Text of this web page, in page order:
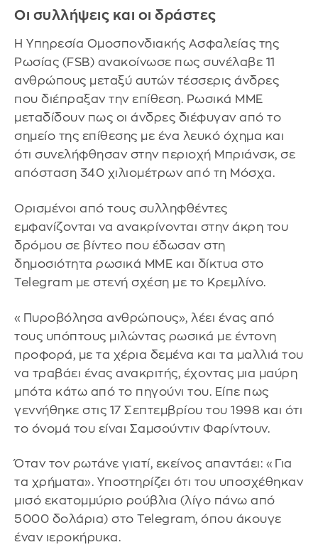
Οι συλλήψεις και οι δράστες
Η Υπηρεσία Ομοσπονδιακής Ασφαλείας της
Ρωσίας (FSB) ανακοίνωσε πως συνέλαβε 11
ανθρώπους μεταξύ αυτών τέσσερις άνδρες
που διέπραξαν την επίθεση. Ρωσικά ΜΜΕ
μεταδίδουν πως οι άνδρες διέφυγαν από το
σημείο της επίθεσης με ένα λευκό όχημα και
ότι συνελήφθησαν στην περιοχή Μπριάνσκ, σε
απόσταση 340 χιλιομέτρων από τη Μόσχα.
Ορισμένοι από τους συλληφθέντες
εμφανίζονται να ανακρίνονται στην άκρη του
δρόμου σε βίντεο που έδωσαν στη
δημοσιότητα ρωσικά ΜΜΕ και δίκτυα στο
Telegram με στενή σχέση με το Κρεμλίνο.
«Πυροβόλησα ανθρώπους», λέει ένας από
τους υπόπτους μιλώντας ρωσικά με έντονη
προφορά, με τα χέρια δεμένα και τα μαλλιά του
να τραβάει ένας ανακριτής, έχοντας μια μαύρη
μπότα κάτω από το πηγούνι του. Είπε πως
γεννήθηκε στις 17 Σεπτεμβρίου του 1998 και ότι
το όνομά του είναι Σαμσούντιν Φαρίντουν.
Όταν τον ρωτάνε γιατί, εκείνος απαντάει: «Για
τα χρήματα». Υποστηρίζει ότι του υποσχέθηκαν
μισό εκατομμύριο ρούβλια (λίγο πάνω από
5000 δολάρια) στο Telegram, όπου άκουγε
έναν ιεροκήρυκα.